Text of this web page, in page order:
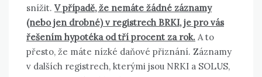
snížit. V případě, že nemáte žádné záznamy
(nebo jen drobné) v registrech BRKI, je pro vás
řešením hypotéka od tří procent za rok. A to
přesto, že máte nízké daňové přiznání. Záznamy
v dalších registrech, kterými jsou NRKI a SOLUS,